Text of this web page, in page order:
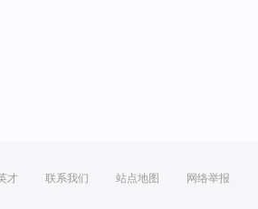
才 联系我们 站点地图 网络举报